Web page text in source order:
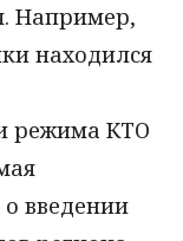
Например,
находился
режима КТО
введении